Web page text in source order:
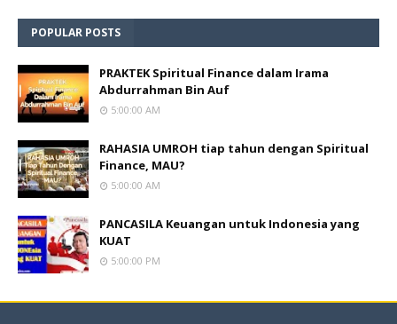
POPULAR POSTS
PRAKTEK Spiritual Finance dalam Irama
Abdurrahman Bin Auf
5:00:00 AM
RAHASIA UMROH tiap tahun dengan Spiritual
Finance, MAU?
5:00:00 AM
PANCASILA Keuangan untuk Indonesia yang
KUAT
5:00:00 PM